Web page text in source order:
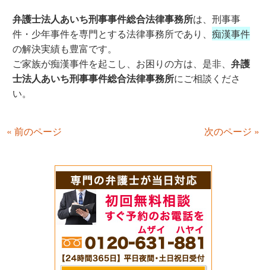
弁護士法人あいち刑事事件総合法律事務所は、刑事事
件・少年事件を専門とする法律事務所であり、痴漢事件
の解決実績も豊富です。
ご家族が痴漢事件を起こし、お困りの方は、是非、弁護
士法人あいち刑事事件総合法律事務所にご相談くださ
い。
« 前のページ 次のページ »